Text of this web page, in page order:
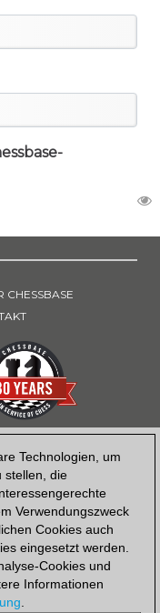
Technologien, um
stellen, die
Verwendungszweck
Cookies auch
eingesetzt werden.
Cookies und
Informationen
.
CHESSBASE